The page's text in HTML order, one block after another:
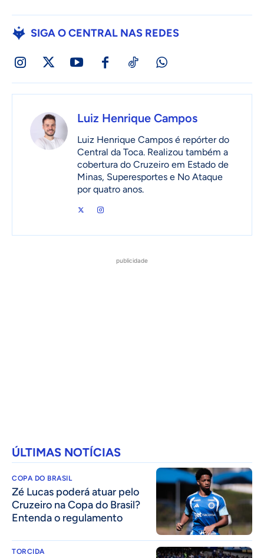
SIGA O CENTRAL NAS REDES
Luiz Henrique Campos
Luiz Henrique Campos é repórter do
Central da Toca. Realizou também a
cobertura do Cruzeiro em Estado de
Minas, Superesportes e No Ataque
por quatro anos.
publicidade
ÚLTIMAS NOTÍCIAS
COPA DO BRASIL
Zé Lucas poderá atuar pelo
Cruzeiro na Copa do Brasil?
Entenda o regulamento
TORCIDA